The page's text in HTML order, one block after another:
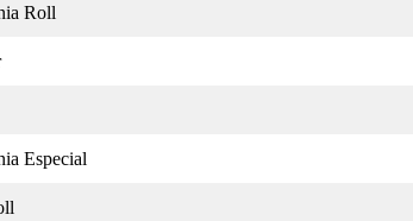
Roll
Especial